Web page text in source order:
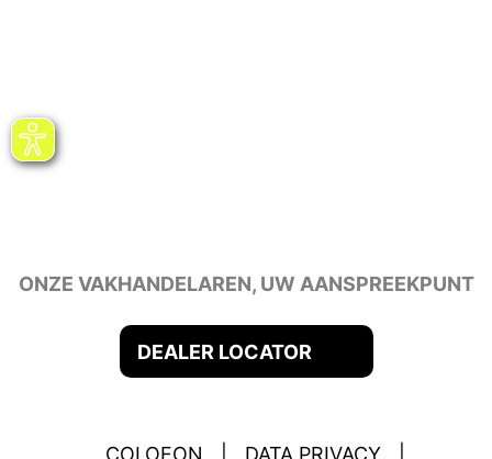
ONZE VAKHANDELAREN, UW AANSPREEKPUNT
DEALER LOCATOR
COLOFON DATA PRIVACY